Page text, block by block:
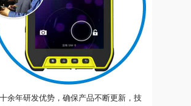
十余年研发优势，确保产品不断更新，技